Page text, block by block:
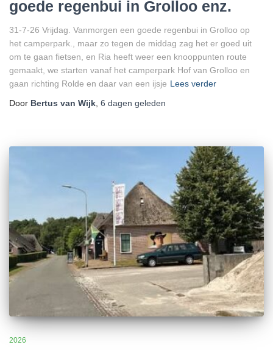
goede regenbui in Grolloo enz.
31-7-26 Vrijdag. Vanmorgen een goede regenbui in Grolloo op
het camperpark., maar zo tegen de middag zag het er goed uit
om te gaan fietsen, en Ria heeft weer een knooppunten route
gemaakt, we starten vanaf het camperpark Hof van Grolloo en
gaan richting Rolde en daar van een ijsje Lees verder
Door Bertus van Wijk, 6 dagen geleden
2026